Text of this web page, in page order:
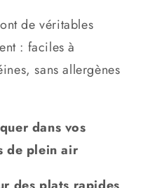
de véritables
: faciles à
sans allergènes
dans vos
de plein air